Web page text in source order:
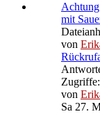
mit
von
Zugriffe:
von
Sa 27.